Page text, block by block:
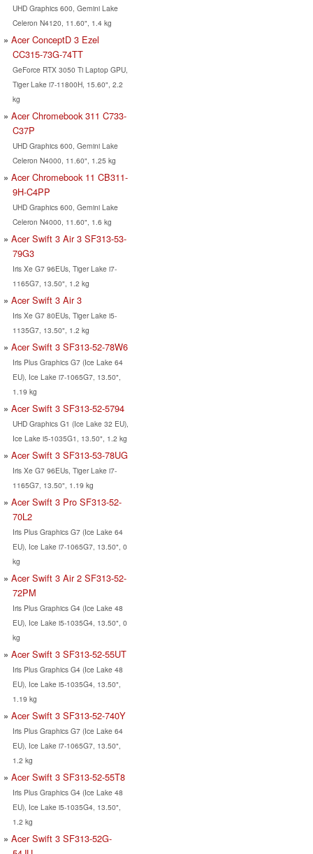
UHD Graphics 600, Gemini Lake
Celeron N4120, 11.60", 1.4 kg
Acer ConceptD 3 Ezel
CC315-73G-74TT
GeForce RTX 3050 Ti Laptop GPU,
Tiger Lake i7-11800H, 15.60", 2.2
kg
Acer Chromebook 311 C733-
C37P
UHD Graphics 600, Gemini Lake
Celeron N4000, 11.60", 1.25 kg
Acer Chromebook 11 CB311-
9H-C4PP
UHD Graphics 600, Gemini Lake
Celeron N4000, 11.60", 1.6 kg
Acer Swift 3 Air 3 SF313-53-
79G3
Iris Xe G7 96EUs, Tiger Lake i7-
1165G7, 13.50", 1.2 kg
Acer Swift 3 Air 3
Iris Xe G7 80EUs, Tiger Lake i5-
1135G7, 13.50", 1.2 kg
Acer Swift 3 SF313-52-78W6
Iris Plus Graphics G7 (Ice Lake 64
EU), Ice Lake i7-1065G7, 13.50",
1.19 kg
Acer Swift 3 SF313-52-5794
UHD Graphics G1 (Ice Lake 32 EU),
Ice Lake i5-1035G1, 13.50", 1.2 kg
Acer Swift 3 SF313-53-78UG
Iris Xe G7 96EUs, Tiger Lake i7-
1165G7, 13.50", 1.19 kg
Acer Swift 3 Pro SF313-52-
70L2
Iris Plus Graphics G7 (Ice Lake 64
EU), Ice Lake i7-1065G7, 13.50", 0
kg
Acer Swift 3 Air 2 SF313-52-
72PM
Iris Plus Graphics G4 (Ice Lake 48
EU), Ice Lake i5-1035G4, 13.50", 0
kg
Acer Swift 3 SF313-52-55UT
Iris Plus Graphics G4 (Ice Lake 48
EU), Ice Lake i5-1035G4, 13.50",
1.19 kg
Acer Swift 3 SF313-52-740Y
Iris Plus Graphics G7 (Ice Lake 64
EU), Ice Lake i7-1065G7, 13.50",
1.2 kg
Acer Swift 3 SF313-52-55T8
Iris Plus Graphics G4 (Ice Lake 48
EU), Ice Lake i5-1035G4, 13.50",
1.2 kg
Acer Swift 3 SF313-52G-